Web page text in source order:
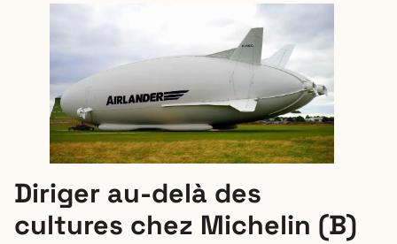
Diriger au-delà des
cultures chez Michelin (B)